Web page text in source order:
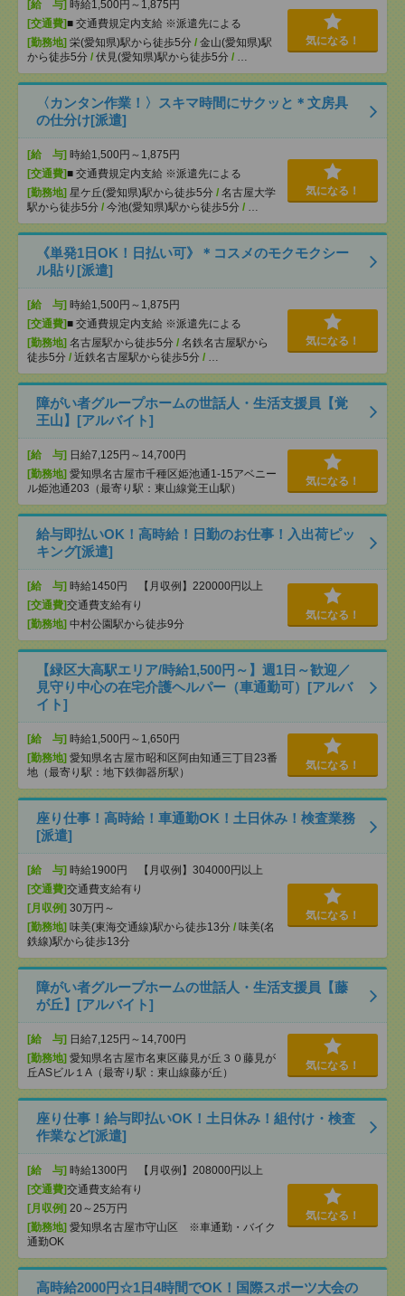
[給 与] 時給1,500円～1,875円
[交通費]■ 交通費規定内支給 ※派遣先による
[勤務地] 栄(愛知県)駅から徒歩5分 / 金山(愛知県)駅
から徒歩5分 / 伏見(愛知県)駅から徒歩5分 / …
気になる！
〈カンタン作業！〉スキマ時間にサクッと＊文房具
の仕分け[派遣]
[給 与] 時給1,500円～1,875円
[交通費]■ 交通費規定内支給 ※派遣先による
[勤務地] 星ケ丘(愛知県)駅から徒歩5分 / 名古屋大学
駅から徒歩5分 / 今池(愛知県)駅から徒歩5分 / …
気になる！
《単発1日OK！日払い可》＊コスメのモクモクシー
ル貼り[派遣]
[給 与] 時給1,500円～1,875円
[交通費]■ 交通費規定内支給 ※派遣先による
[勤務地] 名古屋駅から徒歩5分 / 名鉄名古屋駅から
徒歩5分 / 近鉄名古屋駅から徒歩5分 / …
気になる！
障がい者グループホームの世話人・生活支援員【覚
王山】[アルバイト]
[給 与] 日給7,125円～14,700円
[勤務地] 愛知県名古屋市千種区姫池通1-15アベニー
ル姫池通203（最寄り駅：東山線覚王山駅）
気になる！
給与即払いOK！高時給！日勤のお仕事！入出荷ピッ
キング[派遣]
[給 与] 時給1450円 【月収例】220000円以上
[交通費]交通費支給有り
[勤務地] 中村公園駅から徒歩9分
気になる！
【緑区大高駅エリア/時給1,500円～】週1日～歓迎／
見守り中心の在宅介護ヘルパー（車通勤可）[アルバ
イト]
[給 与] 時給1,500円～1,650円
[勤務地] 愛知県名古屋市昭和区阿由知通三丁目23番
地（最寄り駅：地下鉄御器所駅）
気になる！
座り仕事！高時給！車通勤OK！土日休み！検査業務
[派遣]
[給 与] 時給1900円 【月収例】304000円以上
[交通費]交通費支給有り
[月収例] 30万円～
[勤務地] 味美(東海交通線)駅から徒歩13分 / 味美(名
鉄線)駅から徒歩13分
気になる！
障がい者グループホームの世話人・生活支援員【藤
が丘】[アルバイト]
[給 与] 日給7,125円～14,700円
[勤務地] 愛知県名古屋市名東区藤見が丘３０藤見が
丘ASビル１A（最寄り駅：東山線藤が丘）
気になる！
座り仕事！給与即払いOK！土日休み！組付け・検査
作業など[派遣]
[給 与] 時給1300円 【月収例】208000円以上
[交通費]交通費支給有り
[月収例] 20～25万円
[勤務地] 愛知県名古屋市守山区 ※車通勤・バイク
通勤OK
気になる！
高時給2000円☆1日4時間でOK！国際スポーツ大会の